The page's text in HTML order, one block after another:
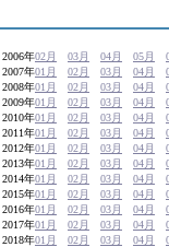
2006年02月 03月 04月 05月
2007年01月 02月 03月 04月
2008年01月 02月 03月 04月
2009年01月 02月 03月 04月
2010年01月 02月 03月 04月
2011年01月 02月 03月 04月
2012年01月 02月 03月 04月
2013年01月 02月 03月 04月
2014年01月 02月 03月 04月
2015年01月 02月 03月 04月
2016年01月 02月 03月 04月
2017年01月 02月 03月 04月
2018年01月 02月 03月 04月